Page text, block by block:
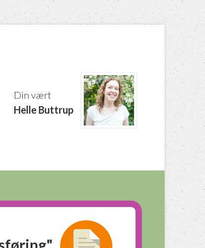
Din vært
Helle Buttrup